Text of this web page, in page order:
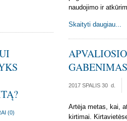
naudojimo ir
Skaityti daugiau...
(0)
2017 SPALIS 30 d.
Artėja metas, kai,
kirtimai.